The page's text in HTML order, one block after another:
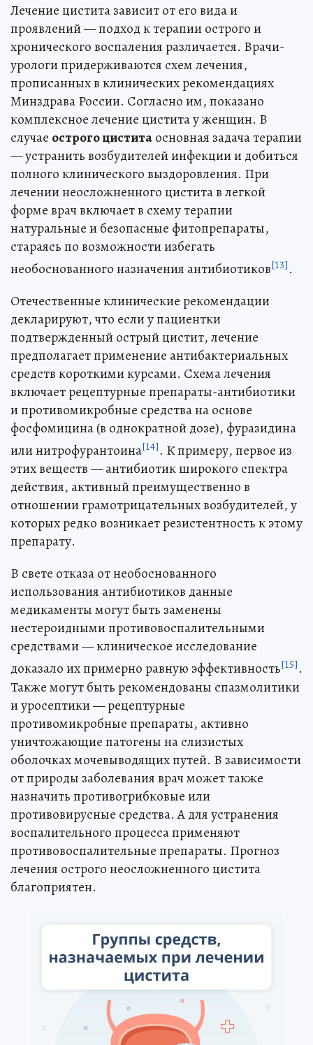
Лечение цистита зависит от его вида и
проявлений — подход к терапии острого и
хронического воспаления различается. Врачи-
урологи придерживаются схем лечения,
прописанных в клинических рекомендациях
Минздрава России. Согласно им, показано
комплексное лечение цистита у женщин. В
случае острого циститаосновная задача терапии
— устранить возбудителей инфекции и добиться
полного клинического выздоровления. При
лечении неосложненного цистита в легкой
форме врач включает в схему терапии
натуральные и безопасные фитопрепараты,
стараясь по возможности избегать
необоснованного назначения антибиотиков[13].
Отечественные клинические рекомендации
декларируют, что если у пациентки
подтвержденный острый цистит, лечение
предполагает применение антибактериальных
средств короткими курсами. Схема лечения
включает рецептурные препараты-антибиотики
и противомикробные средства на основе
фосфомицина (в однократной дозе), фуразидина
или нитрофурантоина[14]. К примеру, первое из
этих веществ — антибиотик широкого спектра
действия, активный преимущественно в
отношении грамотрицательных возбудителей, у
которых редко возникает резистентность к этому
препарату.
В свете отказа от необоснованного
использования антибиотиков данные
медикаменты могут быть заменены
нестероидными противовоспалительными
средствами — клиническое исследование
доказало их примерно равную эффективность[15].
Также могут быть рекомендованы спазмолитики
и уросептики — рецептурные
противомикробные препараты, активно
уничтожающие патогены на слизистых
оболочках мочевыводящих путей. В зависимости
от природы заболевания врач может также
назначить противогрибковые или
противовирусные средства. А для устранения
воспалительного процесса применяют
противовоспалительные препараты. Прогноз
лечения острого неосложненного цистита
благоприятен.